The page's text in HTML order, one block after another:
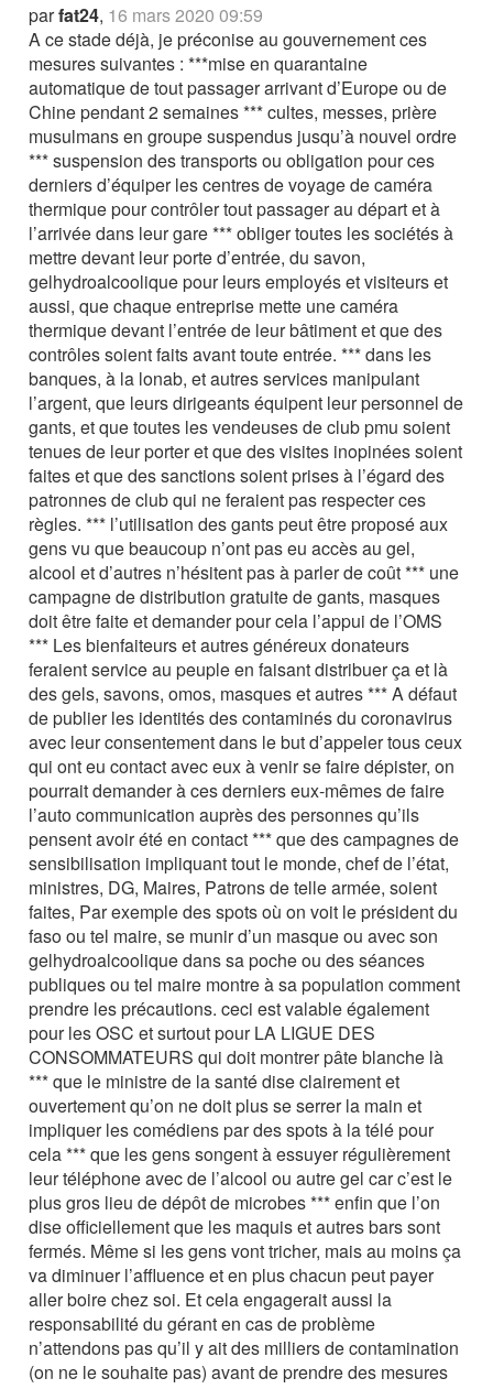
parfat24, 16 mars 2020 09:59
A ce stade déjà, je préconise au gouvernement ces
mesures suivantes : ***mise en quarantaine
automatique de tout passager arrivant d’Europe ou de
Chine pendant 2 semaines *** cultes, messes, prière
musulmans en groupe suspendus jusqu’à nouvel ordre
*** suspension des transports ou obligation pour ces
derniers d’équiper les centres de voyage de caméra
thermique pour contrôler tout passager au départ et à
l’arrivée dans leur gare *** obliger toutes les sociétés à
mettre devant leur porte d’entrée, du savon,
gelhydroalcoolique pour leurs employés et visiteurs et
aussi, que chaque entreprise mette une caméra
thermique devant l’entrée de leur bâtiment et que des
contrôles soient faits avant toute entrée. *** dans les
banques, à la lonab, et autres services manipulant
l’argent, que leurs dirigeants équipent leur personnel de
gants, et que toutes les vendeuses de club pmu soient
tenues de leur porter et que des visites inopinées soient
faites et que des sanctions soient prises à l’égard des
patronnes de club qui ne feraient pas respecter ces
règles. *** l’utilisation des gants peut être proposé aux
gens vu que beaucoup n’ont pas eu accès au gel,
alcool et d’autres n’hésitent pas à parler de coût *** une
campagne de distribution gratuite de gants, masques
doit être faite et demander pour cela l’appui de l’OMS
*** Les bienfaiteurs et autres généreux donateurs
feraient service au peuple en faisant distribuer ça et là
des gels, savons, omos, masques et autres *** A défaut
de publier les identités des contaminés du coronavirus
avec leur consentement dans le but d’appeler tous ceux
qui ont eu contact avec eux à venir se faire dépister, on
pourrait demander à ces derniers eux-mêmes de faire
l’auto communication auprès des personnes qu’ils
pensent avoir été en contact *** que des campagnes de
sensibilisation impliquant tout le monde, chef de l’état,
ministres, DG, Maires, Patrons de telle armée, soient
faites, Par exemple des spots où on voit le président du
faso ou tel maire, se munir d’un masque ou avec son
gelhydroalcoolique dans sa poche ou des séances
publiques ou tel maire montre à sa population comment
prendre les précautions. ceci est valable également
pour les OSC et surtout pour LA LIGUE DES
CONSOMMATEURS qui doit montrer pâte blanche là
*** que le ministre de la santé dise clairement et
ouvertement qu’on ne doit plus se serrer la main et
impliquer les comédiens par des spots à la télé pour
cela *** que les gens songent à essuyer régulièrement
leur téléphone avec de l’alcool ou autre gel car c’est le
plus gros lieu de dépôt de microbes *** enfin que l’on
dise officiellement que les maquis et autres bars sont
fermés. Même si les gens vont tricher, mais au moins ça
va diminuer l’affluence et en plus chacun peut payer
aller boire chez soi. Et cela engagerait aussi la
responsabilité du gérant en cas de problème
n’attendons pas qu’il y ait des milliers de contamination
(on ne le souhaite pas) avant de prendre des mesures